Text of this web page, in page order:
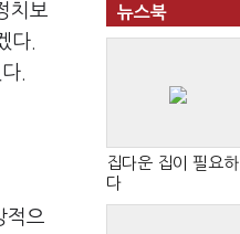
치보
다.
.
적으
뉴스북
집다운 집이 필요하
다